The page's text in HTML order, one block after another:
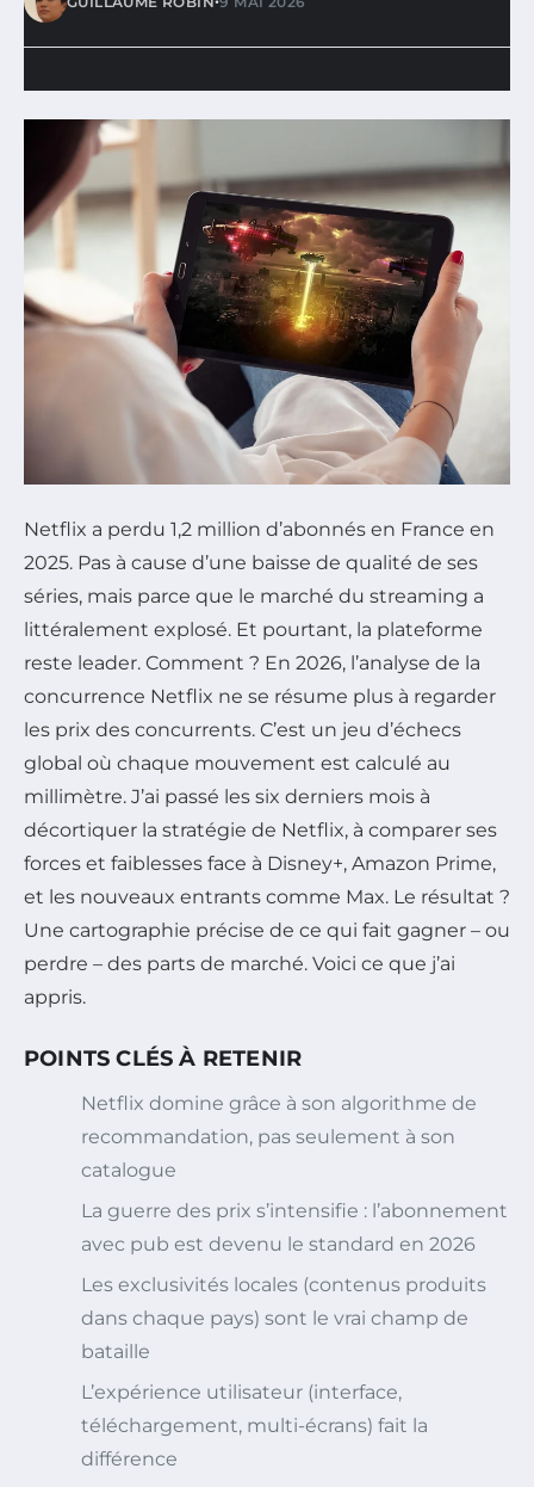
Netflix a perdu 1,2 million d’abonnés en France en
2025. Pas à cause d’une baisse de qualité de ses
séries, mais parce que le marché du streaming a
littéralement explosé. Et pourtant, la plateforme
reste leader. Comment ? En 2026, l’analyse de la
concurrence Netflix ne se résume plus à regarder
les prix des concurrents. C’est un jeu d’échecs
global où chaque mouvement est calculé au
millimètre. J’ai passé les six derniers mois à
décortiquer la stratégie de Netflix, à comparer ses
forces et faiblesses face à Disney+, Amazon Prime,
et les nouveaux entrants comme Max. Le résultat ?
Une cartographie précise de ce qui fait gagner – ou
perdre – des parts de marché. Voici ce que j’ai
appris.
POINTS CLÉS À RETENIR
Netflix domine grâce à son algorithme de
recommandation, pas seulement à son
catalogue
La guerre des prix s’intensifie : l’abonnement
avec pub est devenu le standard en 2026
Les exclusivités locales (contenus produits
dans chaque pays) sont le vrai champ de
bataille
L’expérience utilisateur (interface,
téléchargement, multi-écrans) fait la
différence